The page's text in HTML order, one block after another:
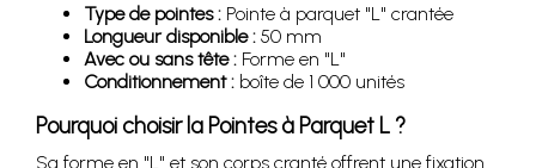
Type de pointes : Pointe à parquet "L" crantée
Longueur disponible : 50 mm
Avec ou sans tête : Forme en "L"
Conditionnement : boîte de 1 000 unités
Pourquoi choisir laPointes à Parquet L ?
Sa forme en "L" et son corps cranté offrent une fixation